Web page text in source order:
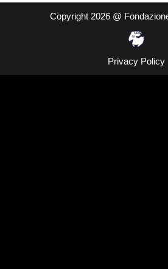
Copyright 2026 @
Privacy Policy